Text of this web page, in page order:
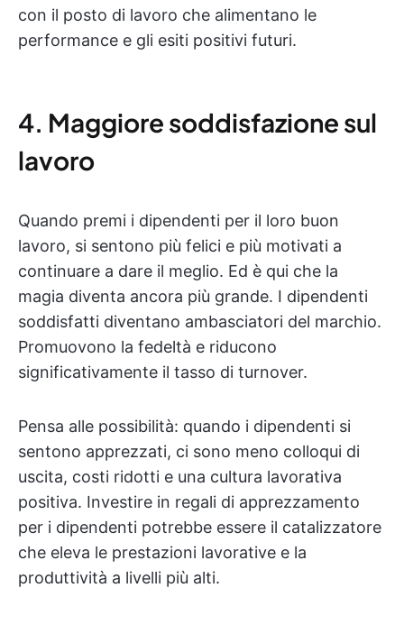
con il posto di lavoro che alimentano le
performance e gli esiti positivi futuri.
4. Maggiore soddisfazione sul
lavoro
Quando premi i dipendenti per il loro buon
lavoro, si sentono più felici e più motivati a
continuare a dare il meglio. Ed è qui che la
magia diventa ancora più grande. I dipendenti
soddisfatti diventano ambasciatori del marchio.
Promuovono la fedeltà e riducono
significativamente il tasso di turnover.
Pensa alle possibilità: quando i dipendenti si
sentono apprezzati, ci sono meno colloqui di
uscita, costi ridotti e una cultura lavorativa
positiva. Investire in regali di apprezzamento
per i dipendenti potrebbe essere il catalizzatore
che eleva le prestazioni lavorative e la
produttività a livelli più alti.